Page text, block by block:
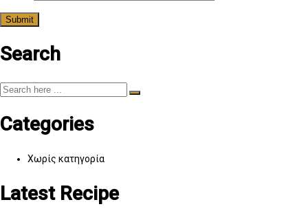
Search
Categories
Χωρίς κατηγορία
Latest Recipe